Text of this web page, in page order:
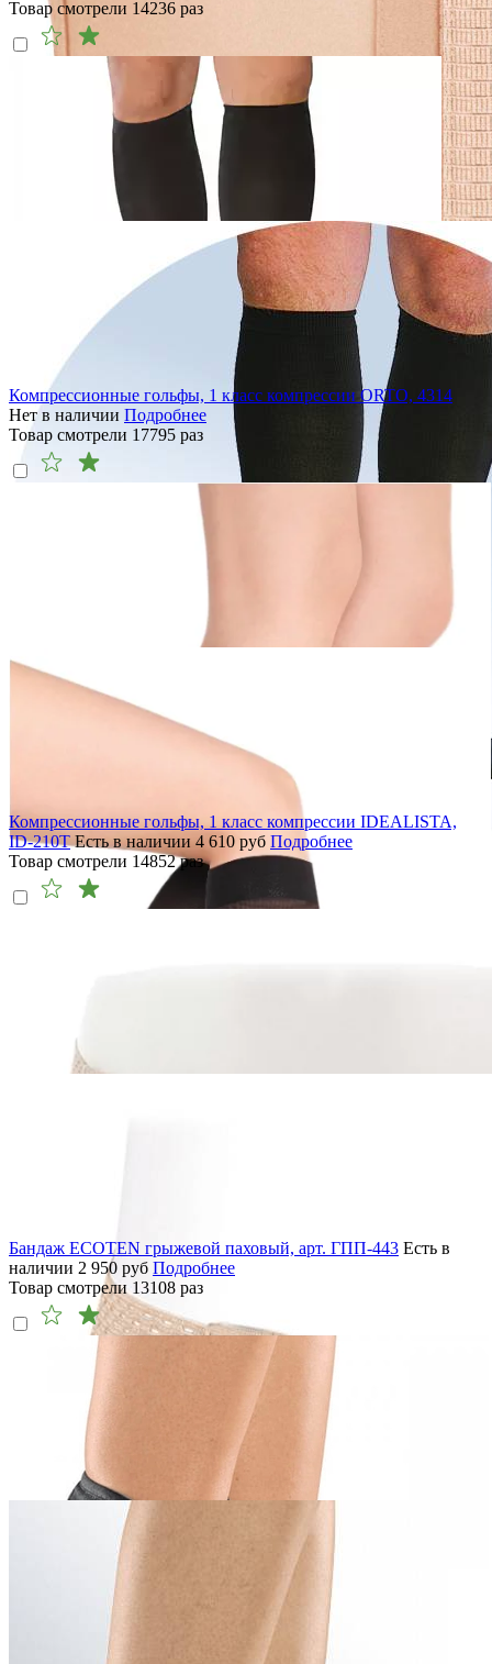
Товар смотрели 14236 раз
Компрессионные гольфы, 1 класс компрессии ORTO, 4314
Нет в наличии Подробнее
Товар смотрели 17795 раз
Компрессионные гольфы, 1 класс компрессии IDEALISTA,
ID-210T Есть в наличии 4 610 руб Подробнее
Товар смотрели 14852раз
Бандаж ECOTEN грыжевой паховый, арт. ГПП-443 Есть в
наличии 2 950 руб Подробнее
Товар смотрели 13108 раз